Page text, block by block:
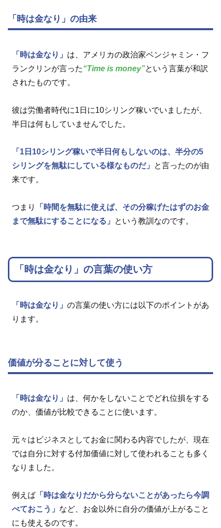
「時は金なり」の由来
「時は金なり」 は、アメリカの政治家ベンジャミン・フ
ランクリンが言った“Time is money”という言葉が和訳
されたものです。
彼は労働者時代に1日に10シリング稼いでいましたが、
半日は何もしていませんでした。
「1日10シリング稼いで半日何もしないのは、半分の5
シリングを無駄にしている様なものだ」
と言ったのが由
来です。
つまり
「時間を無駄に使えば、その分稼げたはずのお金
まで無駄にすることになる」
という教訓なのです。
「時は金なり」の言葉の使い方
「時は金なり」 の言葉の使い方には以下のポイントがあ
ります。
価値が分ることに対して使う
「時は金なり」 は、何かをしないことでどれ位損をする
のか、価値が比較できることに使います。
元々はビジネスとしてお金に関わる内容でしたが、現在
では自分に対する付加価値に対して使われることも多く
なりました。
例えば 「時は金なりだから分らないことがあったら今調
べておこう」 など、お金以外に自分の価値が上がること
にも使えるのです。